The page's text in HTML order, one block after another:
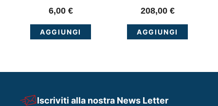
6,00 €
AGGIUNGI
208,00 €
AGGIUNGI
Iscriviti alla nostra News Letter